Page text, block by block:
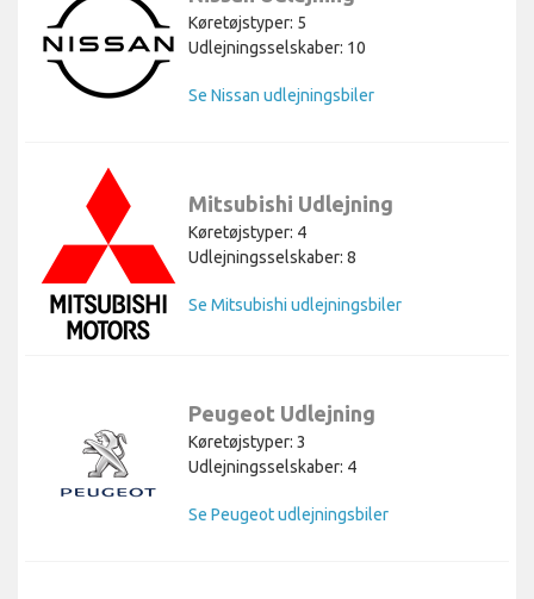
Køretøjstyper: 5
Udlejningsselskaber: 10
Se Nissan udlejningsbiler
Mitsubishi Udlejning
Køretøjstyper: 4
Udlejningsselskaber: 8
Se Mitsubishi udlejningsbiler
Peugeot Udlejning
Køretøjstyper: 3
Udlejningsselskaber: 4
Se Peugeot udlejningsbiler